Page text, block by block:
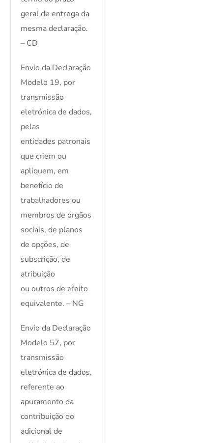
geral de entrega da
mesma declaração.
– CD
Envio da Declaração
Modelo 19, por
transmissão
eletrónica de dados,
pelas
entidades patronais
que criem ou
apliquem, em
benefício de
trabalhadores ou
membros de órgãos
sociais, de planos
de opções, de
subscrição, de
atribuição
ou outros de efeito
equivalente. – NG
Envio da Declaração
Modelo 57, por
transmissão
eletrónica de dados,
referente ao
apuramento da
contribuição do
adicional de